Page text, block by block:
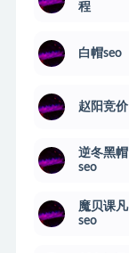
程
白帽seo
赵阳竞价
逆冬黑帽
seo
魔贝课凡
seo